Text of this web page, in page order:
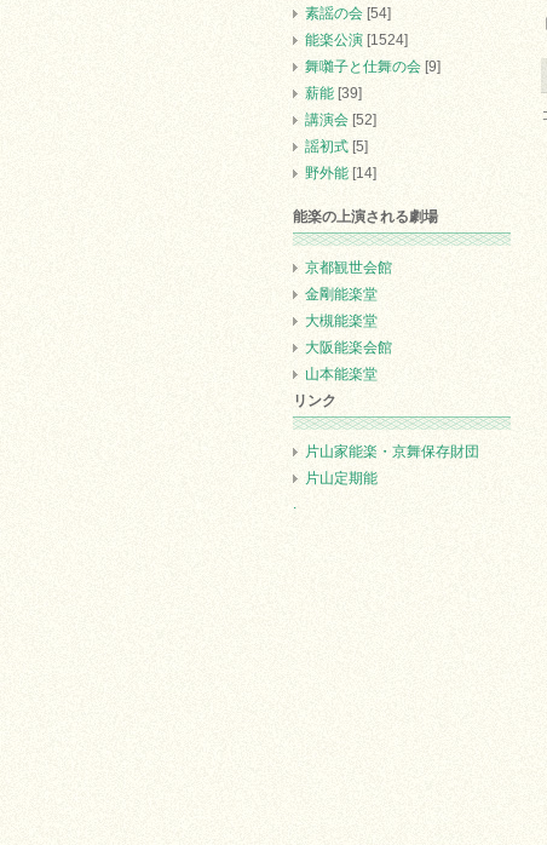
素謡の会 [54]
能楽公演 [1524]
舞囃子と仕舞の会 [9]
薪能 [39]
講演会 [52]
謡初式 [5]
野外能 [14]
能楽の上演される劇場
京都観世会館
金剛能楽堂
大槻能楽堂
大阪能楽会館
山本能楽堂
リンク
片山家能楽・京舞保存財団
片山定期能
.